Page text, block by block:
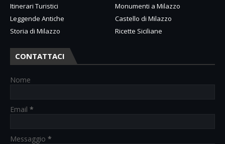
Itinerari Turistici
Monumenti a Milazzo
Leggende Antiche
Castello di Milazzo
Storia di Milazzo
Ricette Siciliane
CONTATTACI
Nome
Email *
Messaggio *